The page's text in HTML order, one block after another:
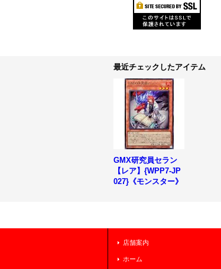
最近チェックしたアイテム
GMX研究員セラン
【レア】{WPP7-JP
027}《モンスター》
店舗案内
ホーム